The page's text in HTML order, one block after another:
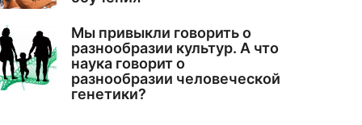
Мы привыкли говорить о
разнообразии культур. А что
наука говорит о
разнообразии человеческой
генетики?